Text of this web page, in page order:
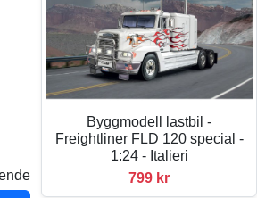
Byggmodell lastbil -
Freightliner FLD 120 special -
1:24 - Italieri
799 kr